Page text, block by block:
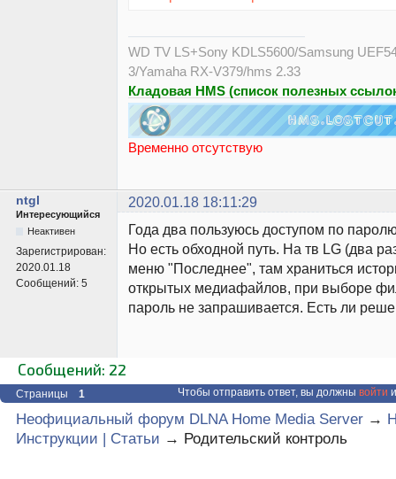
WD TV LS+Sony KDLS5600/Samsung
3/Yamaha RX-V379/hms 2.33
Кладовая HMS (список полезных
Временно отсутствую
ntgl 2020.01.18 18:11:29
Интересующийся
Неактивен
Зарегистрирован:
2020.01.18
Сообщений: 5
Года два пользуюсь доступом по
Но есть обходной путь. На тв LG (два
меню "Последнее", там храниться
открытых медиафайлов, при выборе
пароль не запрашивается. Есть ли
Сообщений: 22
Страницы 1 Чтобы отправить ответ, вы должны войти
Неофициальный форум DLNA Home Media Server →
Инструкции | Статьи → Родительский контроль